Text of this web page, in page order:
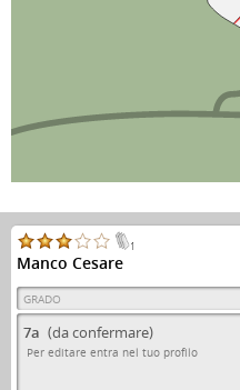
1
Manco Cesare
GRADO
7a (da confermare)
Per editare entra nel tuo profilo